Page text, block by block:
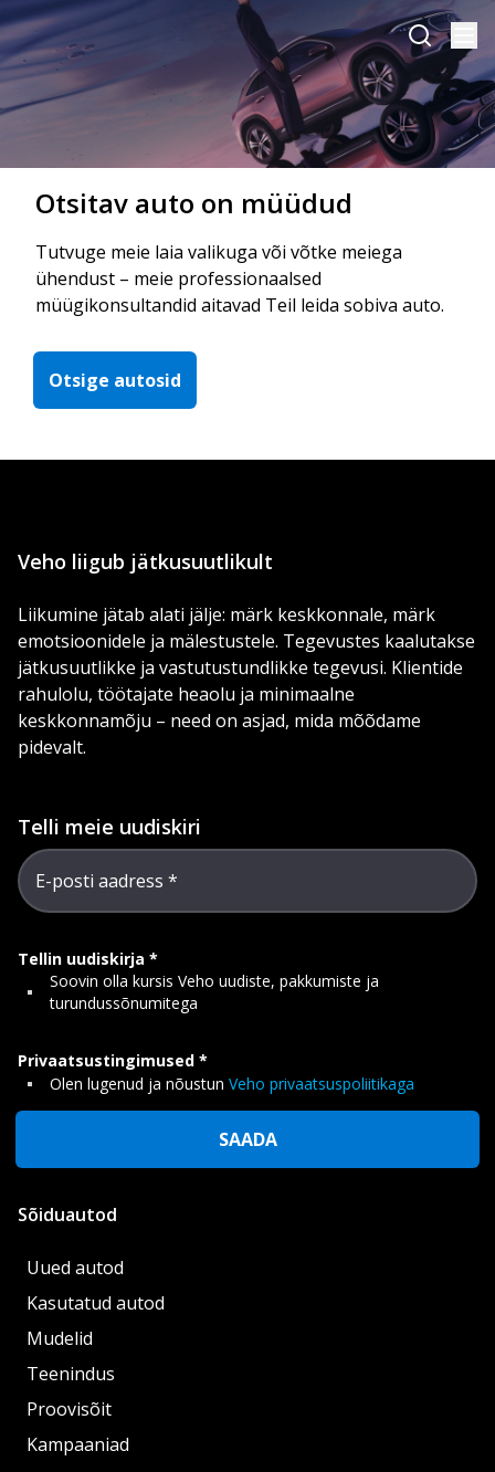
Otsitav auto on müüdud
Tutvuge meie laia valikuga või võtke meiega
ühendust – meie professionaalsed
müügikonsultandid aitavad Teil leida sobiva auto.
Otsige autosid
Veho liigub jätkusuutlikult
Liikumine jätab alati jälje: märk keskkonnale, märk
emotsioonidele ja mälestustele. Tegevustes kaalutakse
jätkusuutlikke ja vastutustundlikke tegevusi. Klientide
rahulolu, töötajate heaolu ja minimaalne
keskkonnamõju – need on asjad, mida mõõdame
pidevalt.
Telli meie uudiskiri
E-posti aadress
Tellin uudiskirja
Soovin olla kursis Veho uudiste, pakkumiste ja
turundussõnumitega
Privaatsustingimused
Olen lugenud ja nõustun Veho privaatsuspoliitikaga
SAADA
Sõiduautod
Uued autod
Kasutatud autod
Mudelid
Teenindus
Proovisõit
Kampaaniad